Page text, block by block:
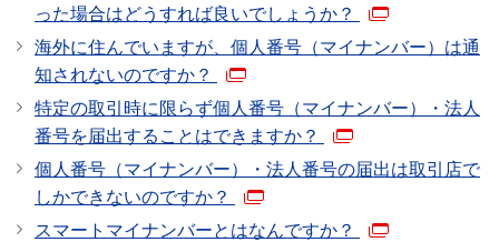
った場合はどうすれば良いでしょうか？
海外に住んでいますが、個人番号（マイナンバー）は通
知されないのですか？
特定の取引時に限らず個人番号（マイナンバー）・法人
番号を届出することはできますか？
個人番号（マイナンバー）・法人番号の届出は取引店で
しかできないのですか？
スマートマイナンバーとはなんですか？